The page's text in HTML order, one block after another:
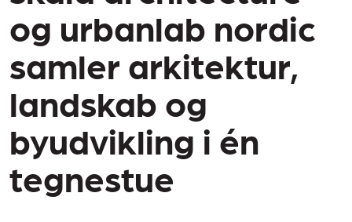
og urbanlab nordic
samler arkitektur,
landskab og
byudvikling i én
tegnestue